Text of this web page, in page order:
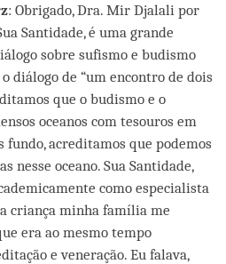
: Obrigado, Dra. Mir Djalali por
Santidade, é uma grande
sobre sufismo e budismo
diálogo de “um encontro de dois
que o budismo e o
oceanos com tesouros em
fundo, acreditamos que podemos
nesse oceano. Sua Santidade,
como especialista
criança minha família me
era ao mesmo tempo
e veneração. Eu falava,